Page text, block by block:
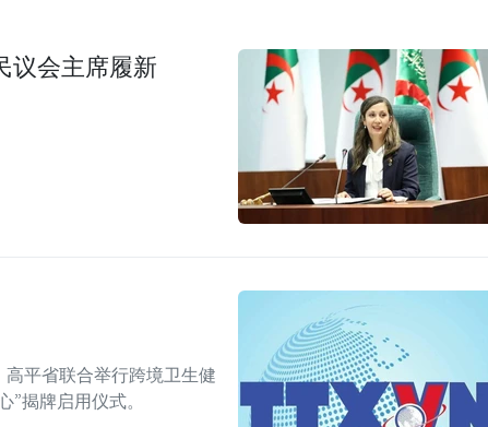
议会主席履新
平省联合举行跨境卫生健
揭牌启用仪式。